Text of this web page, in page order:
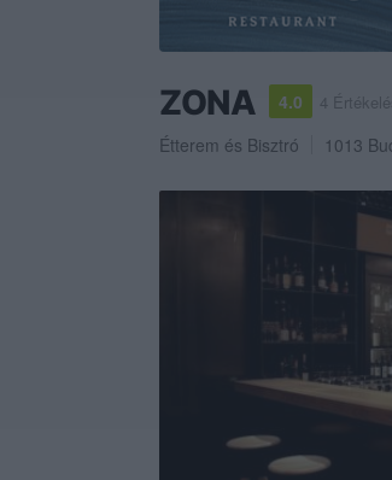
ZONA 4.0 4
Étterem és Bisztró 1013